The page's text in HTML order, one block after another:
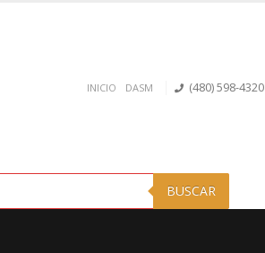
INICIO DASM (480) 598-4320
BUSCAR